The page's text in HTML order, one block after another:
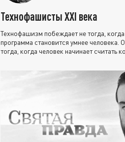
Технофашисты XXI века
Технофашизм побеждает не тогда,
программа становится умнее человека.
тогда, когда человек начинает считать